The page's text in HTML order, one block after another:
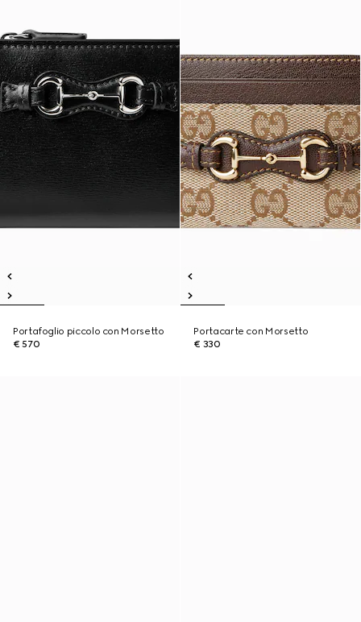
Portafoglio piccolo con Morsetto
€ 570
Portacarte con Morsetto
€ 330